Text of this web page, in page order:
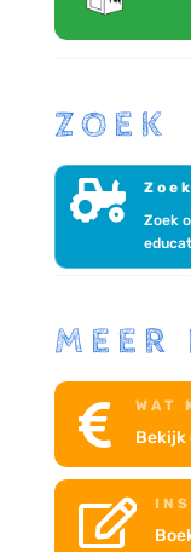
ZOEK

Zoek
MEER
 WAT
Bekijk
